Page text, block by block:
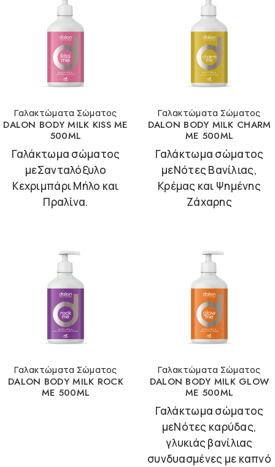
Γαλακτώματα Σώματος
DALON BODY MILK KISS ME
500ML
Γαλάκτωμα σώματος
μεΣανταλόξυλο
Κεχριμπάρι Μήλο και
Πραλίνα.
Γαλακτώματα Σώματος
DALON BODY MILK CHARM
ME 500ML
Γαλάκτωμα σώματος
μεΝότες Βανίλιας,
Κρέμας και Ψημένης
Ζάχαρης
Γαλακτώματα Σώματος
DALON BODY MILK ROCK
ME 500ML
Γαλακτώματα Σώματος
DALON BODY MILK GLOW
ME 500ML
Γαλάκτωμα σώματος
μεΝότες καρύδας,
γλυκιάς βανίλιας
συνδυασμένες με καπνό